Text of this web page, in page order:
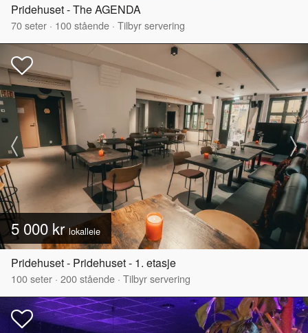
Pridehuset - The AGENDA
70seter · 100stående · Tilbyr servering
5 000 krlokalleie
Pridehuset - Pridehuset - 1. etasje
100seter · 200stående · Tilbyr servering